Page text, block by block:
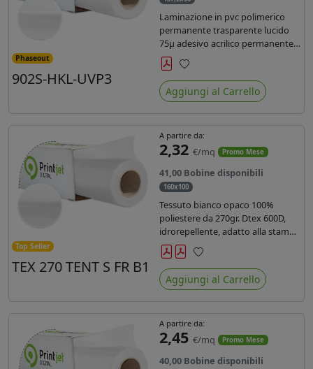
Phaseout
902S-HKL-UVP3
Laminazione in pvc polimerico
permanente trasparente lucido
75µ adesivo acrilico permanente
durata 5 anni con filtro uv, carta
kraft. Ideale per stampe con
inchiostro ecosolvente, UV e latex.
Preferiti
Aggiungi al Carrello
Top Seller
TEX 270 TENT S FR B1
A partire da:
2,32 €/mq Promo Mese
41,00 Bobine disponibili
160x100
Tessuto bianco opaco 100%
poliestere da 270gr. Dtex 600D,
idrorepellente, adatto alla stampa
solvente, ecosolvente, uv, latex (di
terza generazione). Ideale per
tende ,coperture gazebo, prodotti
gonfiabili o cuscini di
Preferiti
Aggiungi al Carrello
A partire da:
2,45 €/mq Promo Mese
40,00 Bobine disponibili